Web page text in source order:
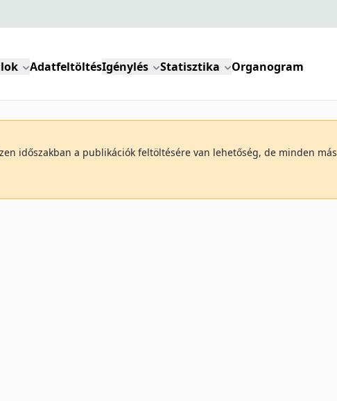
AdatfeltöltésIgénylés Statisztika Organogram
időszakban a publikációk feltöltésére van lehetőség, de minden más